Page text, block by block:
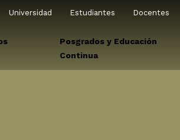
Universidad Estudiantes Docentes
Posgrados y Educación
Continua